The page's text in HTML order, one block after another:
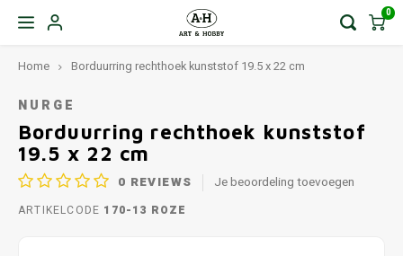
0
Home Borduurring rechthoek kunststof 19.5 x 22 cm
NURGE
Borduurring rechthoek kunststof
19.5 x 22 cm
0 REVIEWS Je beoordeling toevoegen
ARTIKELCODE 170-13 ROZE